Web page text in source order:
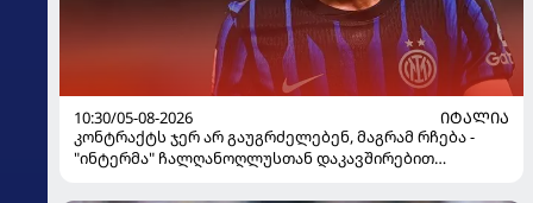
10:30/05-08-2026
ᲘᲢᲐᲚᲘᲐ
კონტრაქტს ჯერ არ გაუგრძელებენ, მაგრამ რჩება -
"ინტერმა" ჩალღანოღლუსთან დაკავშირებით